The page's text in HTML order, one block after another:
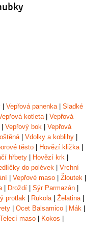
Vepřová panenka| Sladké
kotleta| Vepřová
Vepřový bok
Vepřová
| Vdolky a koblihy
těsto Hovězí kližka|
hřbety Hovězí krk
do polévek
Vrchní
Vepřové maso Žloutek
| Droždí Sýr Parmazán
protlak Rukola| Želatina|
Ocet Balsamico Mák
Telecí maso Kokos